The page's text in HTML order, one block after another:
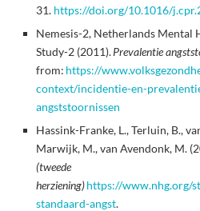
31. https://doi.org/10.1016/
Nemesis-2, Netherlands Mental
Study-2 (2011).Prevalentie
from: https://
context/incidentie-en-
angststoornissen
Hassink-Franke, L., Terluin, B.,
Marwijk, M., van Avendonk, M.
(tweede
herziening)https://www.nhg.org/
standaard-angst.